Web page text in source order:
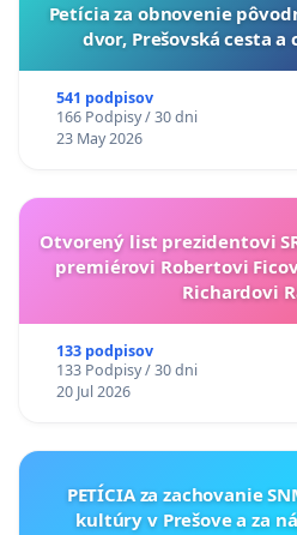
​Petícia za obnovenie
dvor, Prešovská cesta a
541 podpisov
166 Podpisy / 30 dni
23 May 2026
Otvorený list prezidentovi
premiérovi Robertovi
Richardovi
133 podpisov
133 Podpisy / 30 dni
20 Jul 2026
PETÍCIA za zachovanie
kultúry v Prešove a za